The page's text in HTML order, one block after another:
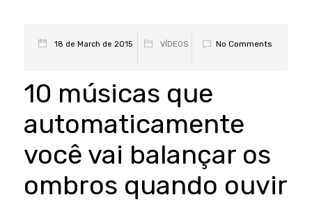
18 de March de 2015 VÍDEOS No Comments
10 músicas que
automaticamente
você vai balançar os
ombros quando ouvir